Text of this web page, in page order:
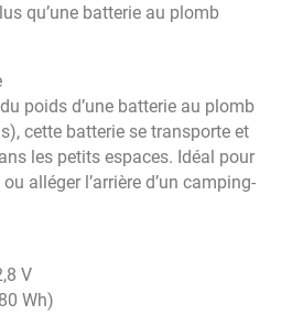
qu’une batterie au plomb
poids d’une batterie au plomb
cette batterie se transporte et
les petits espaces. Idéal pour
alléger l’arrière d’un camping-
V
Wh)